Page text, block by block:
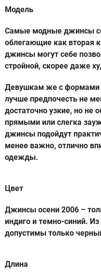
Модель
Самые модные джинсы
облегающие как вторая
джинсы могут себе
стройной, скорее даже
Девушкам же с формами
лучше предпочесть не
достаточно узкие, но
прямыми или слегка
джинсы подойдут
менее важно, отлично
одежды.
Цвет
Джинсы осени 2006 –
индиго и темно-синий.
допустимы только
Длина